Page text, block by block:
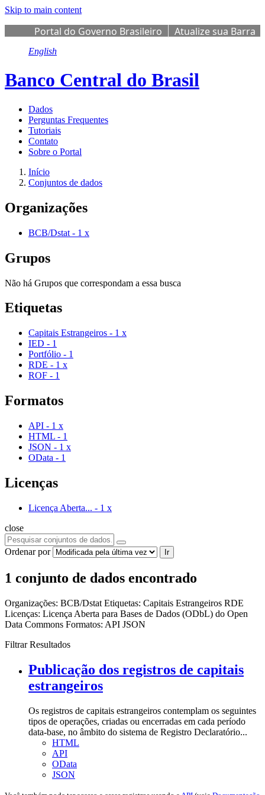
Skip to main content
Portal do Governo Brasileiro
Atualize sua Barra
English
Banco Central do Brasil
Dados
Perguntas Frequentes
Tutoriais
Contato
Sobre o Portal
Início
Conjuntos de dados
Organizações
BCB/Dstat - 1 x
Grupos
Não há Grupos que correspondam a essa busca
Etiquetas
Capitais Estrangeiros - 1 x
IED - 1
Portfólio - 1
RDE - 1 x
ROF - 1
Formatos
API - 1 x
HTML - 1
JSON - 1 x
OData - 1
Licenças
Licença Aberta... - 1 x
close
Ordenar por Ir
1 conjunto de dados encontrado
Organizações: BCB/Dstat Etiquetas: Capitais Estrangeiros RDE
Licenças: Licença Aberta para Bases de Dados (ODbL) do Open
Data Commons Formatos: API JSON
Filtrar Resultados
Publicação dos registros de capitais
estrangeiros
Os registros de capitais estrangeiros contemplam os seguintes
tipos de operações, criadas ou encerradas em cada período
data-base, no âmbito do sistema de Registro Declaratório...
HTML
API
OData
JSON